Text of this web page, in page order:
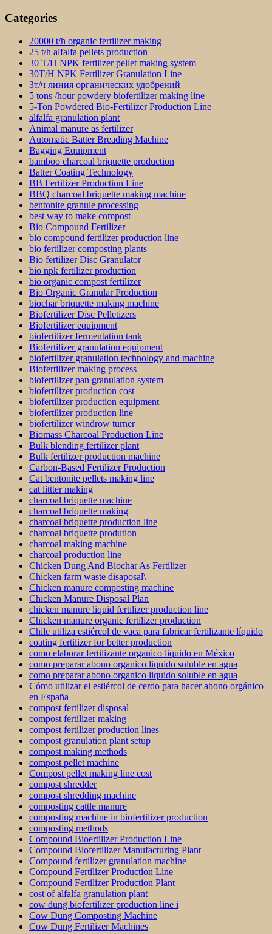
Categories
20000 t/h organic fertilizer making
25 t/h alfalfa pellets production
30 T/H NPK fertilizer pellet making system
30T/H NPK Fertilizer Granulation Line
3т/ч линия органических удобрений
5 tons /hour powdery biofertilizer making line
5-Ton Powdered Bio-Fertilizer Production Line
alfalfa granulation plant
Animal manure as fertilizer
Automatic Batter Breading Machine
Bagging Equipment
bamboo charcoal briquette production
Batter Coating Technology
BB Fertilizer Production Line
BBQ charcoal briquette making machine
bentonite granule processing
best way to make compost
Bio Compound Fertilizer
bio compound fertilizer production line
bio fertilizer composting plants
Bio fertilizer Disc Granulator
bio npk fertilizer production
bio organic compost fertilizer
Bio Organic Granular Production
biochar briquette making machine
Biofertilizer Disc Pelletizers
Biofertilizer equipment
biofertilizer fermentation tank
Biofertilizer granulation equipment
biofertilizer granulation technology and machine
Biofertilizer making process
biofertilizer pan granulation system
biofertilizer production cost
biofertilizer production equipment
biofertilizer production line
biofertilizer windrow turner
Biomass Charcoal Production Line
Bulk blending fertilizer plant
Bulk fertilizer production machine
Carbon-Based Fertilizer Production
Cat bentonite pellets making line
cat littter making
charcoal briquette machine
charcoal briquette making
charcoal briquette production line
charcoal briquette prodution
charcoal making machine
charcoal production line
Chicken Dung And Biochar As Fertilizer
Chicken farm waste disaposal\
Chicken manure composting machine
Chicken Manure Disposal Plan
chicken manure liquid fertilizer production line
Chicken manure organic fertilizer production
Chile utiliza estiércol de vaca para fabricar fertilizante líquido
coating fertilizer for better production
como elaborar fertilizante organico liquido en México
como preparar abono organico liquido soluble en agua
como preparar abono organico liquido soluble en agua
Cómo utilizar el estiércol de cerdo para hacer abono orgánico
en España
compost fertilizer disposal
compost fertilizer making
compost fertilizer production lines
compost granulation plant setup
compost making methods
compost pellet machine
Compost pellet making line cost
compost shredder
compost shredding machine
composting cattle manure
composting machine in biofertilizer production
composting methods
Compound Bioertilizer Production Line
Compound Biofertilizer Manufacturing Plant
Compound fertilizer granulation machine
Compound Fertilizer Production Line
Compound Fertilizer Production Plant
cost of alfalfa granulation plant
cow dung biofertilizer production line i
Cow Dung Composting Machine
Cow Dung Fertilizer Machines